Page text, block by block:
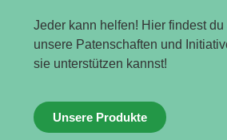
Jeder kann helfen! Hier findest
unsere Patenschaften und
sie unterstützen kannst!
Unsere Produkte